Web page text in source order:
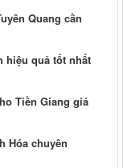
Quang cần
hiệu quả tốt nhất
Tiền Giang giá
Hóa chuyên